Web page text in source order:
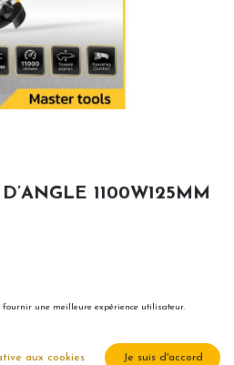
1100W125MM
fournir une meilleure expérience utilisateur.
aux cookies Je suis d'accord